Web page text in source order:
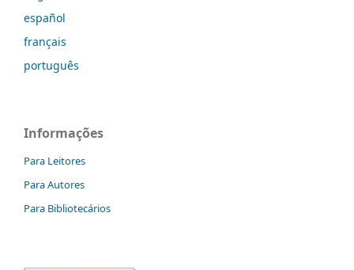
español
français
português
Informações
Para Leitores
Para Autores
Para Bibliotecários